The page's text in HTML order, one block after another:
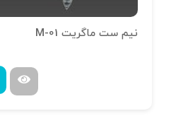
نیم ست ماگریت M-01